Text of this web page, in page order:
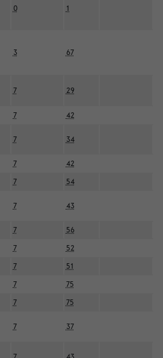
0 1
3 67
7 29
7 42
7 34
7
42
7 54
7 43
7
56
7
52
7
51
7
75
7 75
7 37